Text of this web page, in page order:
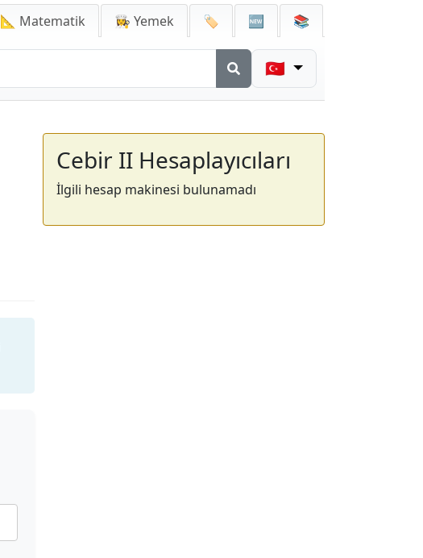
📐 Matematik 👩‍🍳 Yemek 🏷️ 🆕 📚
🇹🇷
Cebir II Hesaplayıcıları
İlgili hesap makinesi bulunamadı